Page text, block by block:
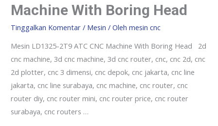
Machine With Boring Head
Tinggalkan Komentar / Mesin / Olehmesin cnc
Mesin LD1325-2T9 ATC CNC Machine With Boring Head 2d
cnc machine, 3d cnc machine, 3d cnc router, cnc, cnc 2d, cnc
2d plotter, cnc 3 dimensi, cnc depok, cnc jakarta, cnc line
jakarta, cnc line surabaya, cnc machine, cnc router, cnc
router diy, cnc router mini, cnc router price, cnc router
surabaya, cnc routers …